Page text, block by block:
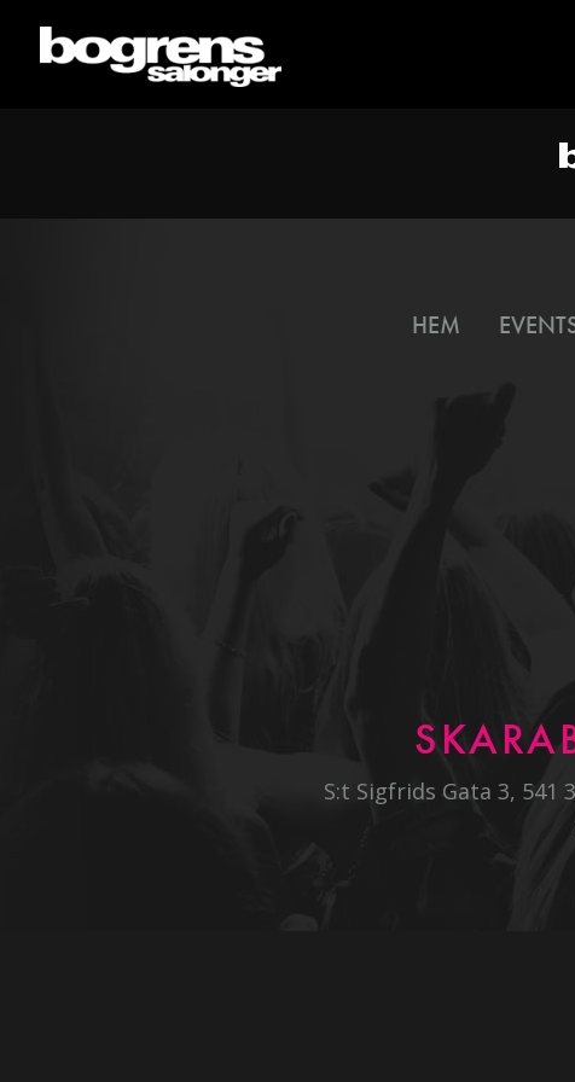
HEM
S:t Sigfrids Gata 3, 541